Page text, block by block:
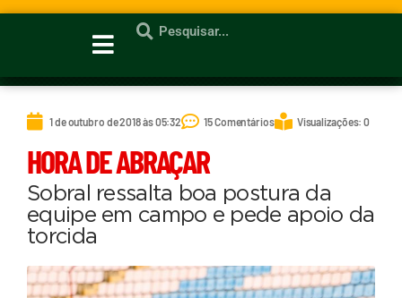
1 de outubro de 2018 às 05:32 15 Comentários Visualizações: 0
HORA DE ABRAÇAR
Sobral ressalta boa postura da
equipe em campo e pede apoio da
torcida